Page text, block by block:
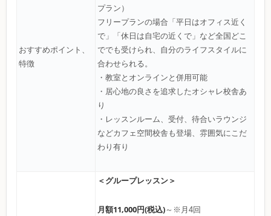
おすすめポイント、
特徴
プラン）
フリープランの場合「平日はオフィス近く
で」「休日は自宅の近くで」など全国どこ
ででも受けられ、自分のライフスタイルに
合わせられる。
・教室とオンラインと併用可能
・居心地の良さを追求したオシャレ校舎あ
り
・レッスンルーム、受付、待合いラウンジ
などカフェ空間校舎も登場、雰囲気にこだ
わり有り
＜グループレッスン＞
月額11,000円(税込)～※月4回